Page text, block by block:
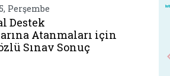
gazilerimizin kiymetli
Perşembe
Destek
Atanmaları için
Sınav Sonuç